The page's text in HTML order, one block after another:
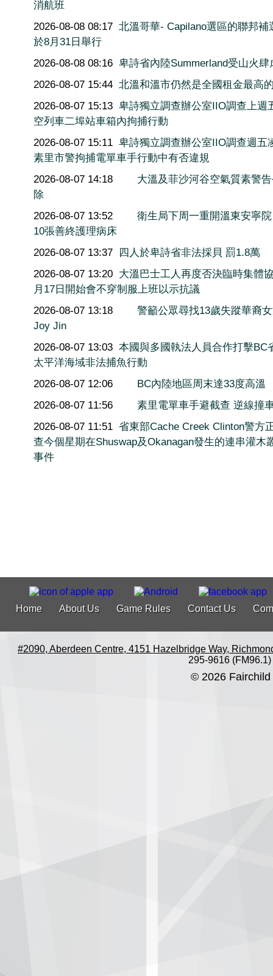
消航班
2026-08-08 08:17 北溫哥華- Capilano選區的聯邦補
於8月31日舉行
2026-08-08 08:16 卑詩省內陸Summerland受山火肆
2026-08-07 15:44 北溫和溫市仍然是全國租金最高
2026-08-07 15:13 卑詩獨立調查辦公室IIO調查上週
空列車二埠站車箱內拘捕行動
2026-08-07 15:11 卑詩獨立調查辦公室IIO調查週五
素里市警拘捕電單車手行動中有否違規
2026-08-07 14:18
大溫及菲沙河谷空氣質素警
除
2026-08-07 13:52
衛生局下周一重開溫東安寧
10張善終護理病床
2026-08-07 13:37 四人於卑詩省非法採貝 罰1.8萬
2026-08-07 13:20 大溫巴士工人再度否決臨時集體
月17日開始會不穿制服上班以示抗議
2026-08-07 13:18
警籲公眾尋找13歲失蹤華裔
Joy Jin
2026-08-07 13:03 本國與多國執法人員合作打擊BC
太平洋海域非法捕魚行動
2026-08-07 12:06
BC內陸地區周末達33度高溫
2026-08-07 11:56
素里電單車手避截查 逆線撞
2026-08-07 11:51 省東部Cache Creek Clinton警方
查今個星期在Shuswap及Okanagan發生的連串灌木
事件
Home About Us Game Rules Contact Us
#2090, Aberdeen Centre, 4151 Hazelbridge Way,
295-9616 (FM96.1)
© 2026 Fairchild